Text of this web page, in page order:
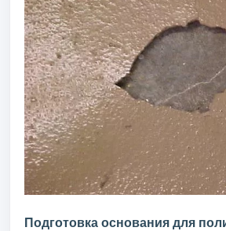
Подготовка основания для